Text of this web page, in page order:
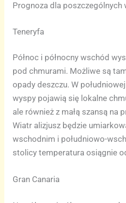
Prognoza dla poszczególnych
Teneryfa
Północ i północny wschód
pod chmurami. Możliwe są
opady deszczu. W
wyspy pojawią się lokalne
ale również z małą szansą na
Wiatr alizjusz będzie
wschodnim i południowo-
stolicy temperatura osiągnie
Gran Canaria